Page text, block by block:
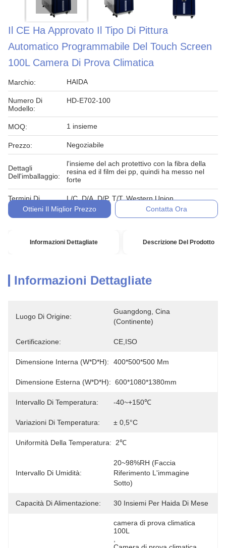
Il CE Ha Approvato Il Tipo Di Pittura
Automatico Programmabile Del Touch Screen
100L Camera Di Prova Climatica
Marchio: HAIDA
Numero Di
Modello:
HD-E702-100
MOQ: 1 insieme
Prezzo: Negoziabile
Dettagli
Dell'imballaggio:
l'insieme del ach protettivo con la fibra della
resina ed il film dei pp, quindi ha messo nel
forte
Termini Di
Pagamento:
L/C, D/A, D/P, T/T, Western Union,
Ottieni Il Miglior Prezzo
Contatta Ora
Informazioni Dettagliate Descrizione Del Prodotto
Informazioni Dettagliate
Luogo Di Origine:
Guangdong, Cina
(continente)
Certificazione: CE,ISO
Dimensione Interna (W*D*H): 400*500*500 Mm
Dimensione Esterna (W*D*H): 600*1080*1380mm
Intervallo Di Temperatura: -40~+150℃
Variazioni Di Temperatura: ± 0,5°C
Uniformità Della Temperatura: 2℃
Intervallo Di Umidità:
20~98%RH (faccia
Riferimento L'immagine
Sotto)
Capacità Di Alimentazione: 30 Insiemi Per Haida Di Mese
camera di prova climatica
100L